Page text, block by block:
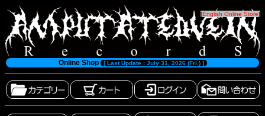
[English Online Store]
Online Shop [ Last Update : July 31, 2026 (Fri.) ]